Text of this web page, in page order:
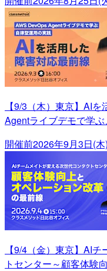
【9/3（木）東京】AI
Agentライブデモで学
開催前2026年9月3日(
【9/4（金）東京】AI
トセンター～顧客体験